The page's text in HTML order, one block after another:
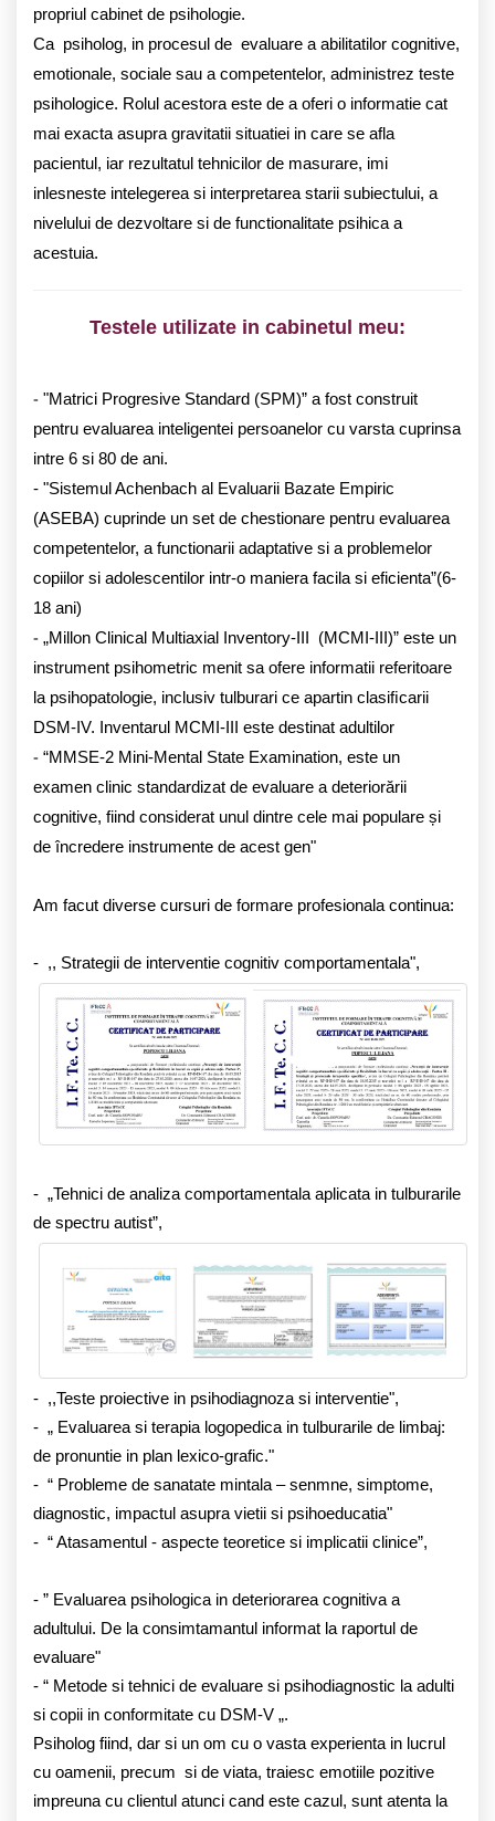
propriul cabinet de psihologie.
Ca psiholog, in procesul de evaluare a abilitatilor cognitive,
emotionale, sociale sau a competentelor, administrez teste
psihologice. Rolul acestora este de a oferi o informatie cat
mai exacta asupra gravitatii situatiei in care se afla
pacientul, iar rezultatul tehnicilor de masurare, imi
inlesneste intelegerea si interpretarea starii subiectului, a
nivelului de dezvoltare si de functionalitate psihica a
acestuia.
Testele utilizate in cabinetul meu:
- "Matrici Progresive Standard (SPM)” a fost construit
pentru evaluarea inteligentei persoanelor cu varsta cuprinsa
intre 6 si 80 de ani.
- "Sistemul Achenbach al Evaluarii Bazate Empiric
(ASEBA) cuprinde un set de chestionare pentru evaluarea
competentelor, a functionarii adaptative si a problemelor
copiilor si adolescentilor intr-o maniera facila si eficienta”(6-
18 ani)
- „Millon Clinical Multiaxial Inventory-III (MCMI-III)” este un
instrument psihometric menit sa ofere informatii referitoare
la psihopatologie, inclusiv tulburari ce apartin clasiﬁcarii
DSM-IV. Inventarul MCMI-III este destinat adultilor
- “MMSE-2 Mini-Mental State Examination, este un
examen clinic standardizat de evaluare a deteriorării
cognitive, fiind considerat unul dintre cele mai populare și
de încredere instrumente de acest gen"
Am facut diverse cursuri de formare profesionala continua:
- ,, Strategii de interventie cognitiv comportamentala",
- „Tehnici de analiza comportamentala aplicata in tulburarile
de spectru autist”,
- ,,Teste proiective in psihodiagnoza si interventie",
- „ Evaluarea si terapia logopedica in tulburarile de limbaj:
de pronuntie in plan lexico-grafic."
- “ Probleme de sanatate mintala – senmne, simptome,
diagnostic, impactul asupra vietii si psihoeducatia"
- “ Atasamentul - aspecte teoretice si implicatii clinice”,
- ” Evaluarea psihologica in deteriorarea cognitiva a
adultului. De la consimtamantul informat la raportul de
evaluare"
- “ Metode si tehnici de evaluare si psihodiagnostic la adulti
si copii in conformitate cu DSM-V „.
Psiholog fiind, dar si un om cu o vasta experienta in lucrul
cu oamenii, precum si de viata, traiesc emotiile pozitive
impreuna cu clientul atunci cand este cazul, sunt atenta la